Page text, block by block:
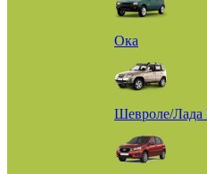
Ока
Шевроле/Лада